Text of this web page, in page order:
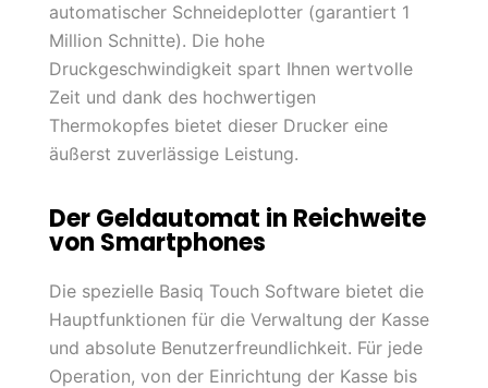
automatischer Schneideplotter (garantiert 1
Million Schnitte). Die hohe
Druckgeschwindigkeit spart Ihnen wertvolle
Zeit und dank des hochwertigen
Thermokopfes bietet dieser Drucker eine
äußerst zuverlässige Leistung.
Der Geldautomat in Reichweite
von Smartphones
Die spezielle Basiq Touch Software bietet die
Hauptfunktionen für die Verwaltung der Kasse
und absolute Benutzerfreundlichkeit. Für jede
Operation, von der Einrichtung der Kasse bis